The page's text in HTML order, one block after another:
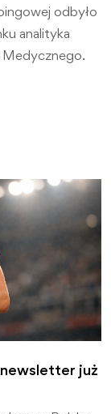
odbyło
analityka
Medycznego.
już